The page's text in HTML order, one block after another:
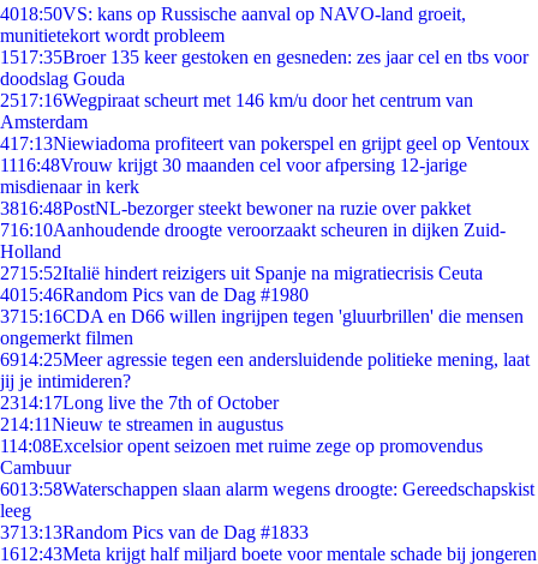
4018:50VS: kans op Russische aanval op NAVO-land groeit,
munitietekort wordt probleem
1517:35Broer 135 keer gestoken en gesneden: zes jaar cel en tbs voor
doodslag Gouda
2517:16Wegpiraat scheurt met 146 km/u door het centrum van
Amsterdam
417:13Niewiadoma profiteert van pokerspel en grijpt geel op Ventoux
1116:48Vrouw krijgt 30 maanden cel voor afpersing 12-jarige
misdienaar in kerk
3816:48PostNL-bezorger steekt bewoner na ruzie over pakket
716:10Aanhoudende droogte veroorzaakt scheuren in dijken Zuid-
Holland
2715:52Italië hindert reizigers uit Spanje na migratiecrisis Ceuta
4015:46Random Pics van de Dag #1980
3715:16CDA en D66 willen ingrijpen tegen 'gluurbrillen' die mensen
ongemerkt filmen
6914:25Meer agressie tegen een andersluidende politieke mening, laat
jij je intimideren?
2314:17Long live the 7th of October
214:11Nieuw te streamen in augustus
114:08Excelsior opent seizoen met ruime zege op promovendus
Cambuur
6013:58Waterschappen slaan alarm wegens droogte: Gereedschapskist
leeg
3713:13Random Pics van de Dag #1833
1612:43Meta krijgt half miljard boete voor mentale schade bij jongeren